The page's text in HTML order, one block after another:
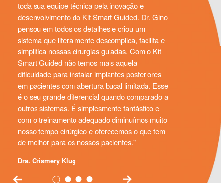
toda sua equipe técnica pela inovação e
desenvolvimento do Kit Smart Guided. Dr. Gino
pensou em todos os detalhes e criou um
sistema que literalmente descomplica, facilita e
simplifica nossas cirurgias guiadas. Com o Kit
Smart Guided não temos mais aquela
dificuldade para instalar implantes posteriores
em pacientes com abertura bucal limitada. Esse
é o seu grande diferencial quando comparado a
outros sistemas. É simplesmente fantástico e
com o treinamento adequado diminuímos muito
nosso tempo cirúrgico e oferecemos o que tem
de melhor para os nossos pacientes.
Dra. Crismery Klug